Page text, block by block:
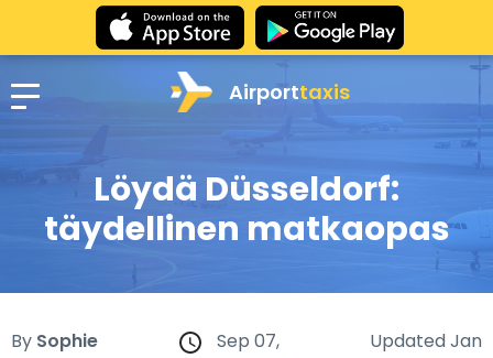
Airporttaxis
Löydä Düsseldorf:
täydellinen matkaopas
By Sophie
Sep 07,
Updated Jan